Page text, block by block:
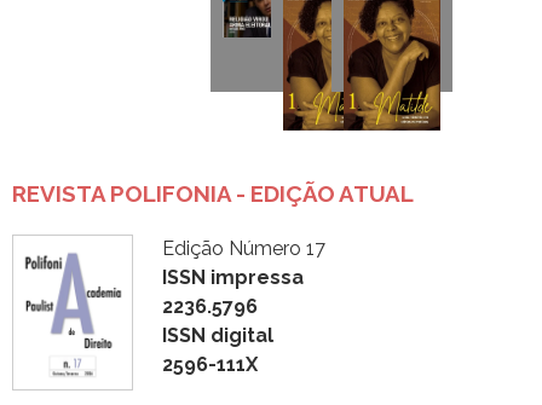
REVISTA POLIFONIA - EDIÇÃO ATUAL
Edição Número 17
ISSN impressa
2236.5796
ISSN digital
2596-111X